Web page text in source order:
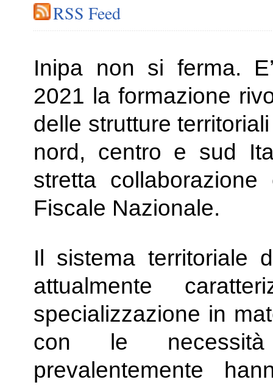
RSS Feed
Inipa non si ferma.
2021 la formazione
delle strutture
nord, centro e sud
stretta
Fiscale Nazionale.
Il sistema territoriale
attualmente
specializzazione in
con le
prevalentemente